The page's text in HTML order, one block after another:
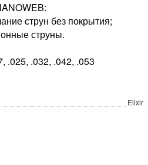
струн без покрытия;
струны.
.025, .032, .042, .053
Elixir